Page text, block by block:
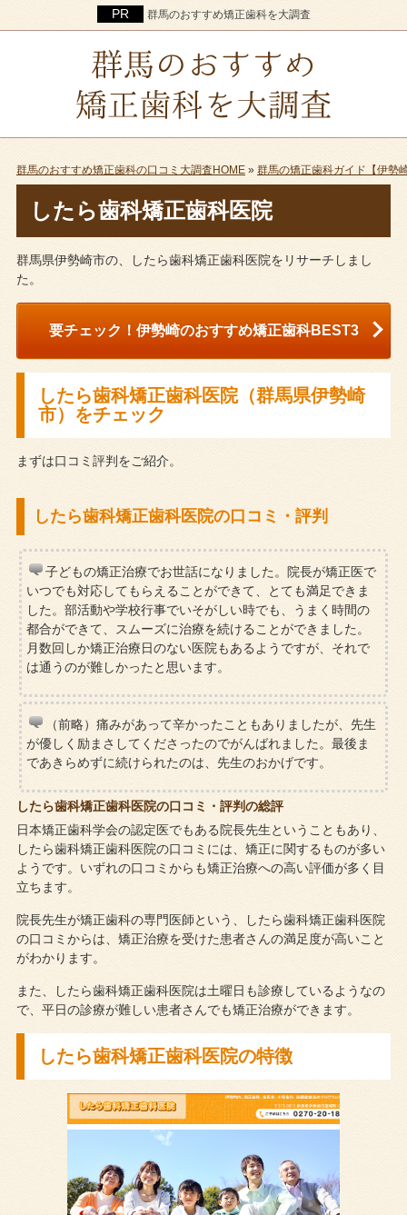
群馬のおすすめ矯正歯科を大調査
群馬のおすすめ矯正歯科の口コミ大調査HOME» 群馬の矯正歯科ガイド【伊勢
したら歯科矯正歯科医院
群馬県伊勢崎市の、したら歯科矯正歯科医院をリサーチしまし
た。
要チェック！伊勢崎のおすすめ矯正歯科BEST3
したら歯科矯正歯科医院（群馬県伊勢崎
市）をチェック
まずは口コミ評判をご紹介。
したら歯科矯正歯科医院の口コミ・評判
子どもの矯正治療でお世話になりました。院長が矯正医で
いつでも対応してもらえることができて、とても満足できま
した。部活動や学校行事でいそがしい時でも、うまく時間の
都合ができて、スムーズに治療を続けることができました。
月数回しか矯正治療日のない医院もあるようですが、それで
は通うのが難しかったと思います。
（前略）痛みがあって辛かったこともありましたが、先生
が優しく励まさしてくださったのでがんばれました。最後ま
であきらめずに続けられたのは、先生のおかげです。
したら歯科矯正歯科医院の口コミ・評判の総評
日本矯正歯科学会の認定医でもある院長先生ということもあり、
したら歯科矯正歯科医院の口コミには、矯正に関するものが多い
ようです。いずれの口コミからも矯正治療への高い評価が多く目
立ちます。
院長先生が矯正歯科の専門医師という、したら歯科矯正歯科医院
の口コミからは、矯正治療を受けた患者さんの満足度が高いこと
がわかります。
また、したら歯科矯正歯科医院は土曜日も診療しているようなの
で、平日の診療が難しい患者さんでも矯正治療ができます。
したら歯科矯正歯科医院の特徴